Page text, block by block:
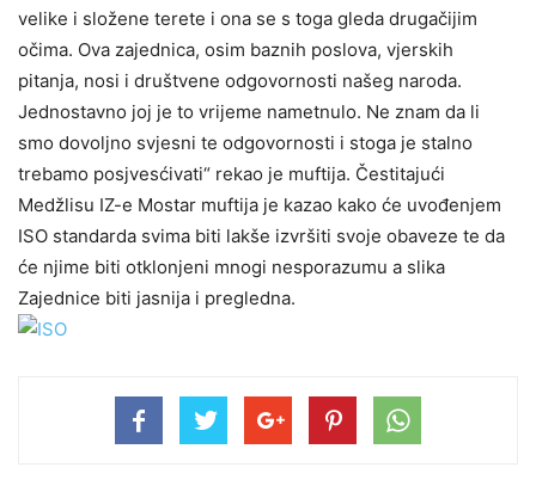
velike i složene terete i ona se s toga gleda drugačijim
očima. Ova zajednica, osim baznih poslova, vjerskih
pitanja, nosi i društvene odgovornosti našeg naroda.
Jednostavno joj je to vrijeme nametnulo. Ne znam da li
smo dovoljno svjesni te odgovornosti i stoga je stalno
trebamo posjvesćivati“ rekao je muftija. Čestitajući
Medžlisu IZ-e Mostar muftija je kazao kako će uvođenjem
ISO standarda svima biti lakše izvršiti svoje obaveze te da
će njime biti otklonjeni mnogi nesporazumu a slika
Zajednice biti jasnija i pregledna.